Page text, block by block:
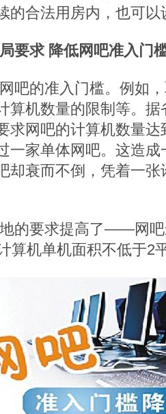
的合法用房内，也可以
要求 降低网吧准入门
吧的准入门槛。例如
算机数量的限制等。
求网吧的计算机数量
一家单体网吧。这造
却衰而不倒，凭着一张
的要求提高了——网
算机单机面积不低于2